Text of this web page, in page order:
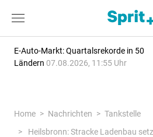
E-Auto-Markt: Quartalsrekorde in 50
Ländern 07.08.2026, 11:55 Uhr
Home Nachrichten
Tankstelle
Heilsbronn: Stracke Ladenbau